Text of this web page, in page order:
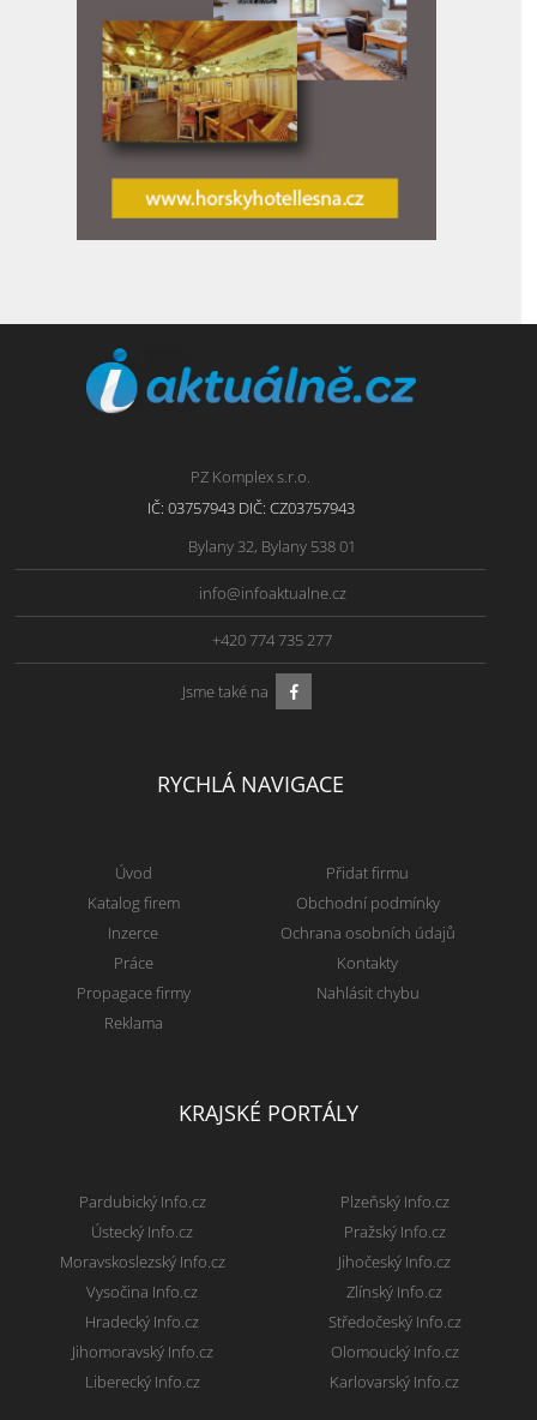
PZ Komplex s.r.o.
IČ: 03757943 DIČ: CZ03757943
Bylany 32, Bylany 538 01
info@infoaktualne.cz
+420 774 735 277
Jsme také na
RYCHLÁ NAVIGACE
Úvod
Katalog firem
Inzerce
Práce
Propagace firmy
Reklama
Přidat firmu
Obchodní podmínky
Ochrana osobních údajů
Kontakty
Nahlásit chybu
KRAJSKÉ PORTÁLY
Pardubický Info.cz
Ústecký Info.cz
Moravskoslezský Info.cz
Vysočina Info.cz
Hradecký Info.cz
Jihomoravský Info.cz
Liberecký Info.cz
Plzeňský Info.cz
Pražský Info.cz
Jihočeský Info.cz
Zlínský Info.cz
Středočeský Info.cz
Olomoucký Info.cz
Karlovarský Info.cz